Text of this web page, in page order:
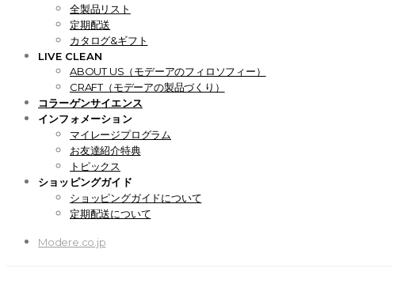
全製品リスト
定期配送
カタログ&ギフト
LIVE CLEAN
ABOUT US（モデーアのフィロソフィー）
CRAFT（モデーアの製品づくり）
コラーゲンサイエンス
インフォメーション
マイレージプログラム
お友達紹介特典
トピックス
ショッピングガイド
ショッピングガイドについて
定期配送について
Modere.co.jp